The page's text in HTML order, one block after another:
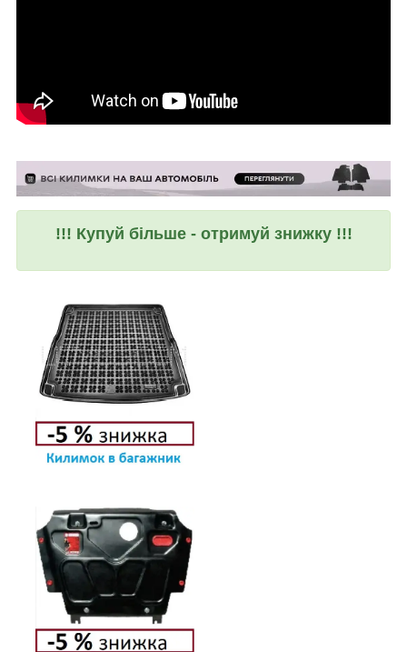
!!! Купуй більше - отримуй знижку !!!